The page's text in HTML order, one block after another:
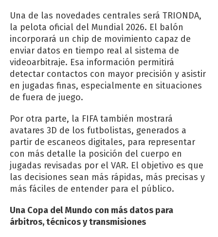
Una de las novedades centrales será TRIONDA,
la pelota oficial del Mundial 2026. El balón
incorporará un chip de movimiento capaz de
enviar datos en tiempo real al sistema de
videoarbitraje. Esa información permitirá
detectar contactos con mayor precisión y asistir
en jugadas finas, especialmente en situaciones
de fuera de juego.
Por otra parte, la FIFA también mostrará
avatares 3D de los futbolistas, generados a
partir de escaneos digitales, para representar
con más detalle la posición del cuerpo en
jugadas revisadas por el VAR. El objetivo es que
las decisiones sean más rápidas, más precisas y
más fáciles de entender para el público.
Una Copa del Mundo con más datos para
árbitros, técnicos y transmisiones